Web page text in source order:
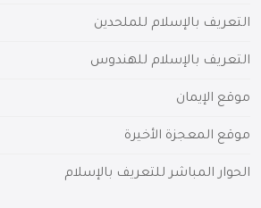
التعريف بالإسلام للملحدين
التعريف بالإسلام للهندوس
موقع الإيمان
موقع المعجزة الأخيرة
الحوار المباشر للتعريف بالإسلام